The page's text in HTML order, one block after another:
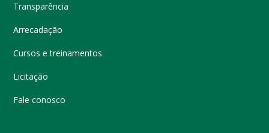
Transparência
Arrecadação
Cursos e treinamentos
Licitação
Fale conosco